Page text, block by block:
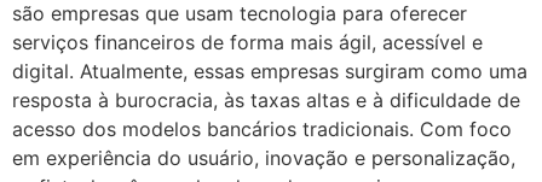
são empresas que usam tecnologia para oferecer
serviços financeiros de forma mais ágil, acessível e
digital. Atualmente, essas empresas surgiram como uma
resposta à burocracia, às taxas altas e à dificuldade de
acesso dos modelos bancários tradicionais. Com foco
em experiência do usuário, inovação e personalização,